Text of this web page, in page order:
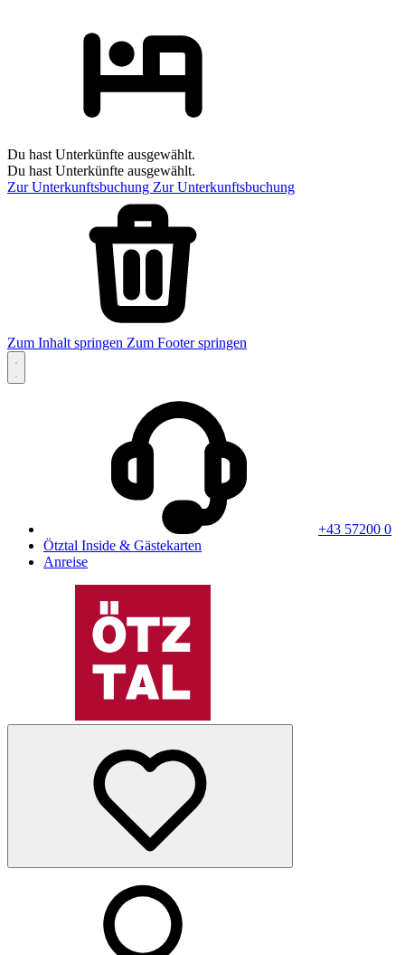
Du hast Unterkünfte ausgewählt.
Du hast Unterkünfte ausgewählt.
Zur Unterkunftsbuchung Zur Unterkunftsbuchung
Zum Inhalt springen Zum Footer springen
+43 57200 0
Ötztal Inside & Gästekarten
Anreise